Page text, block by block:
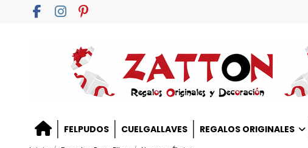
FELPUDOS CUELGALLAVES REGALOS ORIGINALES